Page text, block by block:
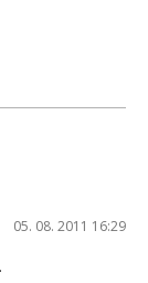
05. 08. 2011 16:29